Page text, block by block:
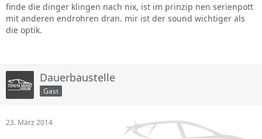
finde die dinger klingen nach nix, ist im prinzip nen serienpott
mit anderen endrohren dran. mir ist der sound wichtiger als
die optik.
Dauerbaustelle
Gast
23. März 2014